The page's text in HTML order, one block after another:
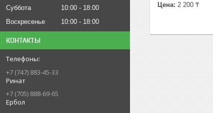
Суббота
10:00
18:00
Воскресенье
10:00 18:00
КОНТАКТЫ
+7 (747) 883-45-33
Ринат
+7 (705) 888-69-65
Ербол
Цена: 2 200 ₸